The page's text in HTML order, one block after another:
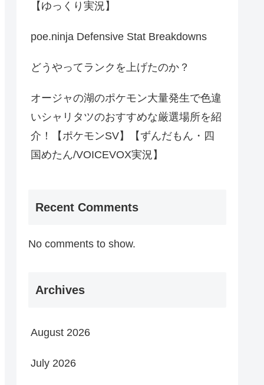
【ゆっくり実況】
poe.ninja Defensive Stat Breakdowns
どうやってランクを上げたのか？
オージャの湖のポケモン大量発生で色違
いシャリタツのおすすめな厳選場所を紹
介！【ポケモンSV】【ずんだもん・四
国めたん/VOICEVOX実況】
Recent Comments
No comments to show.
Archives
August 2026
July 2026